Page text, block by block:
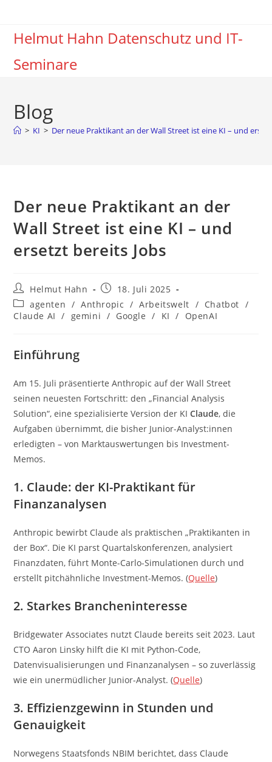
springenHelmut Hahn Datenschutz und IT-
Seminare
Blog
> KI > Der neue Praktikant an der Wall Street ist eine KI – und
Der neue Praktikant an der
Wall Street ist eine KI – und
ersetzt bereits Jobs
Beitrags-
Autor:
Helmut Hahn
Beitrag
veröffentlicht:
18. Juli 2025
Beitrags-
Kategorie:
agenten / Anthropic / Arbeitswelt / Chatbot /
Claude AI
/ gemini / Google / KI / OpenAI
Einführung
Am 15. Juli präsentierte Anthropic auf der Wall Street
seinen neuesten Fortschritt: den „Financial Analysis
Solution“, eine spezialisierte Version der KIClaude, die
Aufgaben übernimmt, die bisher Junior-Analyst:innen
erledigten – von Marktauswertungen bis Investment-
Memos.
1. Claude: der KI-Praktikant für
Finanzanalysen
Anthropic bewirbt Claude als praktischen „Praktikanten in
der Box“. Die KI parst Quartalskonferenzen, analysiert
Finanzdaten, führt Monte-Carlo-Simulationen durch und
erstellt pitchähnliche Investment-Memos. (Quelle)
2. Starkes Brancheninteresse
Bridgewater Associates nutzt Claude bereits seit 2023. Laut
CTO Aaron Linsky hilft die KI mit Python-Code,
Datenvisualisierungen und Finanzanalysen – so zuverlässig
wie ein unermüdlicher Junior-Analyst. (Quelle)
3. Effizienzgewinn in Stunden und
Genauigkeit
Norwegens Staatsfonds NBIM berichtet, dass Claude